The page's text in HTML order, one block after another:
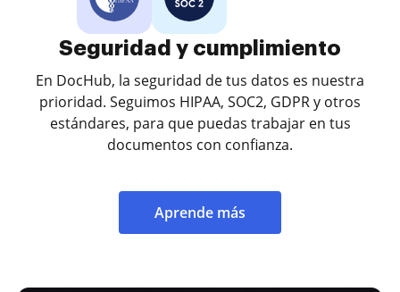
Seguridad y cumplimiento
En DocHub, la seguridad de tus datos es nuestra
prioridad. Seguimos HIPAA, SOC2, GDPR y otros
estándares, para que puedas trabajar en tus
documentos con confianza.
Aprende más